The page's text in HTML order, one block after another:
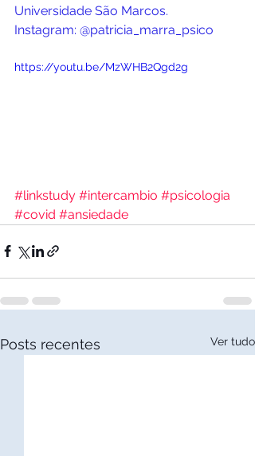
Universidade São Marcos.
Instagram: @patricia_marra_psico
https://youtu.be/MzWHB2Qgd2g
#linkstudy #intercambio #psicologia
#covid #ansiedade
Posts recentes Ver tudo